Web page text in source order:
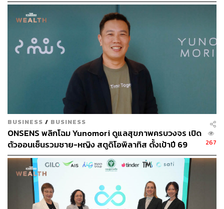
นั้นเคยเกิดขึ้น และเก็บบทเรียนที่ได้รับไว้กับตัวก็เพียงพอแล้ว
John Bowlby สุขภาพจิต
ความรัก
ความสัมพันธ์ บทเรียน
wellness
ความเจ็บปวด
1.3K
ภูริตา บุญล้อม
Beauty Editor | THE STANDARD LIFE
BUSINESS / BUSINESS
ONSENS พลิกโฉม Yunomori ดูแลสุขภาพครบวงจร เปิด
ตัวออนเซ็นรวมชาย-หญิง สตูดิโอพิลาทิส ตั้งเป้าปี 69
รายได้-กำไรโต 10-15%
267